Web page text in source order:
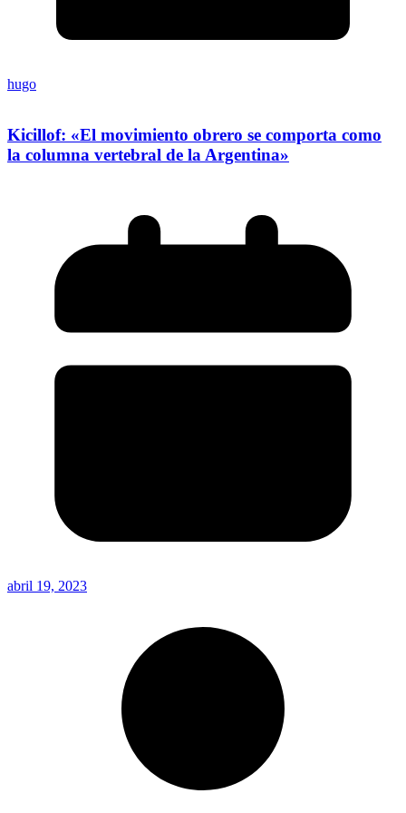
hugo
Kicillof: «El movimiento obrero se comporta como
la columna vertebral de la Argentina»
abril 19, 2023